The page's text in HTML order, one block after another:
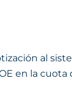
al
en la